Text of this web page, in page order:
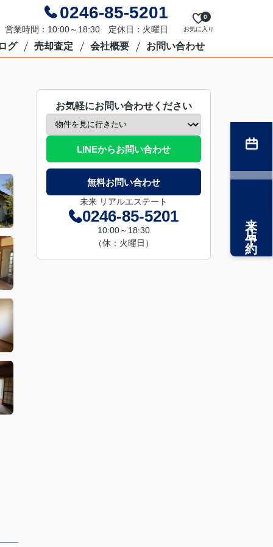
0246-85-5201
営業時間：10:00～18:30 定休日：火曜日 お気に入り
0
グ 売却査定 会社概要 お問い合わせ
お気軽にお問い合わせください
LINEからお問い合わせ
無料お問い合わせ
未来 リアルエステート
0246-85-5201
10:00～18:30
（休：火曜日）
来店予約